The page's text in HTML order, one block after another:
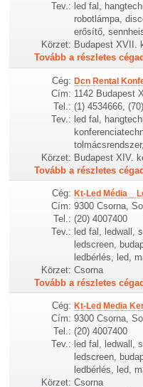
Tev.: led fal,
robotlámpa,
erősítő,
Körzet: Budapest XVII.
Tovább a részletes
Cég: Dcn Rental
Cím: 1142 Budapest
Tel.: (1) 4534666,
Tev.: led fal,
Körzet: Budapest XIV.
Tovább a részletes
Cég: Kt-Led Média _
Cím: 9300 Csorna,
Tel.: (20) 4007400
Tev.: led fal, ledwall,
ledscreen,
ledbérlés, led,
Körzet: Csorna
Tovább a részletes
Cég: Kt-Led Media
Cím: 9300 Csorna,
Tel.: (20) 4007400
Tev.: led fal, ledwall,
ledscreen,
ledbérlés, led,
Körzet: Csorna